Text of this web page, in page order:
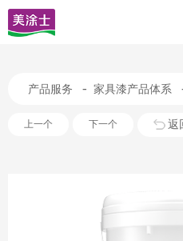
产品服务 - 家具漆产品体系
上一个 下一个 返